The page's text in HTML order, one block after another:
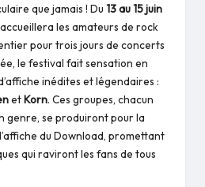
que jamais ! Du 13 au 15 juin
accueillera les amateurs de rock
pour trois jours de concerts
le festival fait sensation en
inédites et légendaires :
etKorn. Ces groupes, chacun
genre, se produiront pour la
du Download, promettant
qui raviront les fans de tous